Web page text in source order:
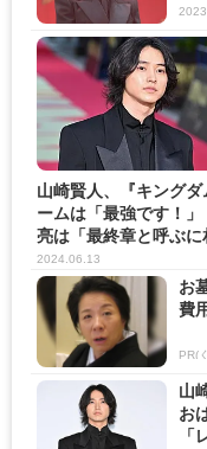
山崎賢人、『キングダ
ームは「最強です！
亮は「最終章と呼ぶに
い...
2024.06.13
お
費
PR(
山
お
「